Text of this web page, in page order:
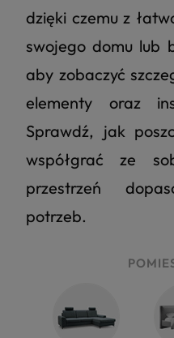
dzięki czemu z
swojego domu lub
aby zobaczyć
elementy oraz
Sprawdź, jak
współgrać ze
przestrzeń
potrzeb.